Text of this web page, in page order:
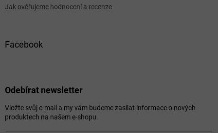
Jak ověřujeme hodnocení a recenze
Facebook
Odebírat newsletter
Vložte svůj e-mail a my vám budeme zasílat informace o nových
produktech na našem e-shopu.